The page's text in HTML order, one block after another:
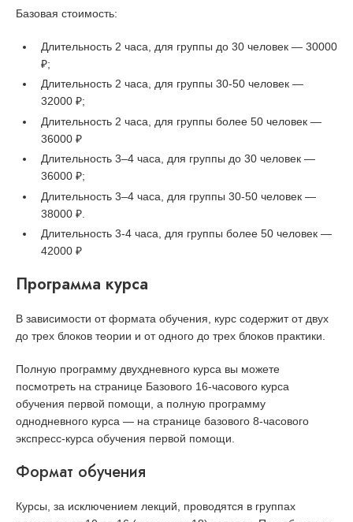
Базовая стоимость:
Длительность 2 часа, для группы до 30 человек — 30000
₽;
Длительность 2 часа, для группы 30-50 человек —
32000 ₽;
Длительность 2 часа, для группы более 50 человек —
36000 ₽
Длительность 3–4 часа, для группы до 30 человек —
36000 ₽;
Длительность 3–4 часа, для группы 30-50 человек —
38000 ₽.
Длительность 3-4 часа, для группы более 50 человек —
42000 ₽
Программа курса
В зависимости от формата обучения, курс содержит от двух
до трех блоков теории и от одного до трех блоков практики.
Полную программу двухдневного курса вы можете
посмотреть на странице Базового 16-часового курса
обучения первой помощи, а полную программу
однодневного курса — на странице базового 8-часового
экспресс-курса обучения первой помощи.
Формат обучения
Курсы, за исключением лекций, проводятся в группах